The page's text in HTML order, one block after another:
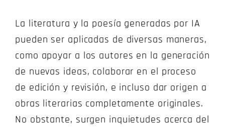
La literatura y la poesía generadas por IA
pueden ser aplicadas de diversas maneras,
como apoyar a los autores en la generación
de nuevas ideas, colaborar en el proceso
de edición y revisión, e incluso dar origen a
obras literarias completamente originales.
No obstante, surgen inquietudes acerca del